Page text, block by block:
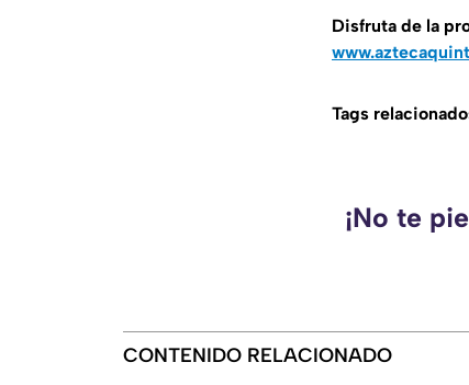
Disfruta de la
Tags
¡No te
CONTENIDO RELACIONADO